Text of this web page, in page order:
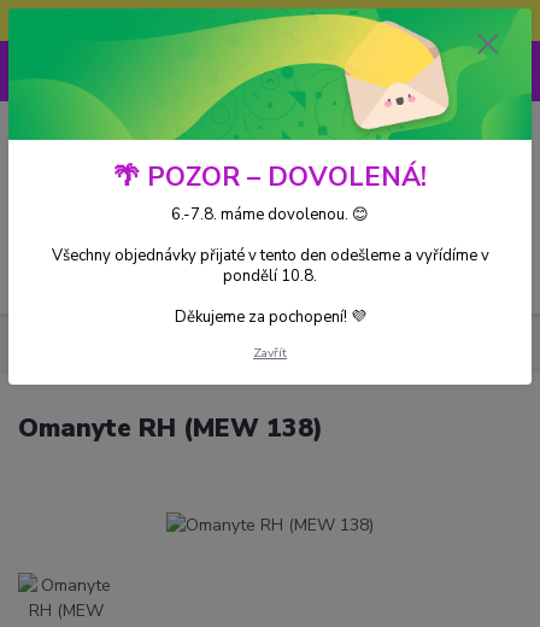
Doprava ZDARMA při nákupu nad 3000Kč
Menu
0 Kč
Omanyte RH (MEW 138)
Omanyte RH (MEW 138)
🌴 POZOR – DOVOLENÁ!
6.-7.8. máme dovolenou. 😊
Všechny objednávky přijaté v tento den odešleme a vyřídíme v
pondělí 10.8.
Děkujeme za pochopení! 💜
Zavřít